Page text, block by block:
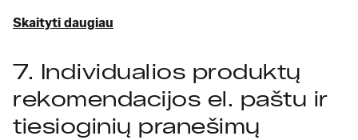
Skaityti daugiau
7. Individualios produktų
rekomendacijos el. paštu ir
tiesioginių pranešimų